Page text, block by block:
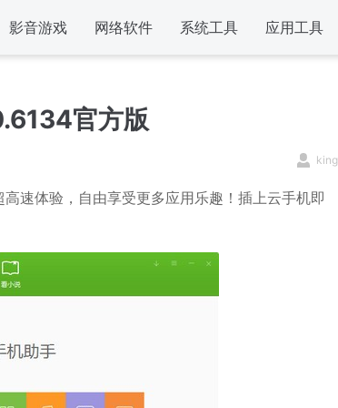
影音游戏 网络软件 系统工具 应用工具
官方版
king
速体验，自由享受更多应用乐趣！插上云手机即